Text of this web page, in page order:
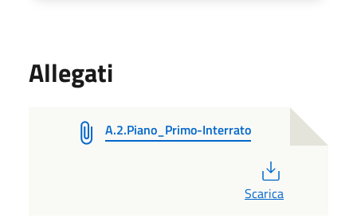
Allegati
A.2.Piano_Primo-Interrato
Scarica